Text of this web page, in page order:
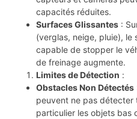
capacités réduites.
Surfaces Glissantes :
(verglas, neige, pluie), le
capable de stopper le
de freinage augmente.
Limites de Détection :
Obstacles Non Détectés
peuvent ne pas détecter
particulier les objets bas